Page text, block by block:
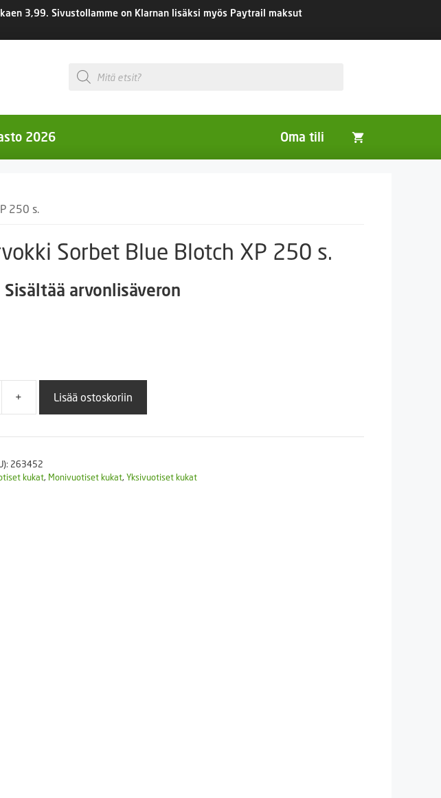
3,99. Sivustollamme on Klarnan lisäksi myös Paytrail maksut
Products
search
Ruukut
2026 Oma tili
250 s.
Sorbet Blue Blotch XP 250 s.
Sisältää arvonlisäveron
+ Lisää ostoskoriin
263452
kukat, Monivuotiset kukat, Yksivuotiset kukat